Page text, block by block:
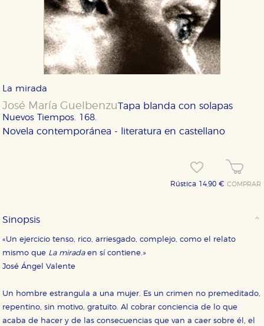
La mirada
José María Guelbenzu
Nuevos Tiempos. 168.
Tapa blanda con solapas
Novela contemporánea - literatura en castellano
Rústica 14,90 €COMPRAR
Sinopsis
«Un ejercicio tenso, rico, arriesgado, complejo, como el relato
mismo que La miradaen sí contiene.»
José Ángel Valente
Un hombre estrangula a una mujer. Es un crimen no premeditado,
repentino, sin motivo, gratuito. Al cobrar conciencia de lo que
acaba de hacer y de las consecuencias que van a caer sobre él, el